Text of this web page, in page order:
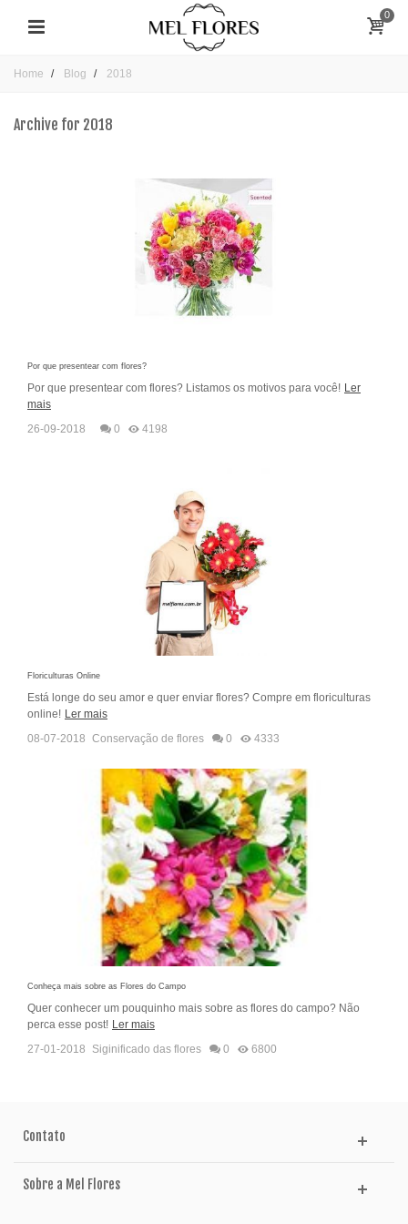
0
Home Blog 2018
Archive for 2018
Por que presentear com flores?
Por que presentear com flores? Listamos os motivos para você! Ler
mais
26-09-2018
0 4198
Floriculturas Online
Está longe do seu amor e quer enviar flores? Compre em floriculturas
online! Ler mais
08-07-2018 Conservação de flores 0 4333
Conheça mais sobre as Flores do Campo
Quer conhecer um pouquinho mais sobre as flores do campo? Não
perca esse post! Ler mais
27-01-2018
Siginificado das flores 0 6800
Contato
Sobre a Mel Flores